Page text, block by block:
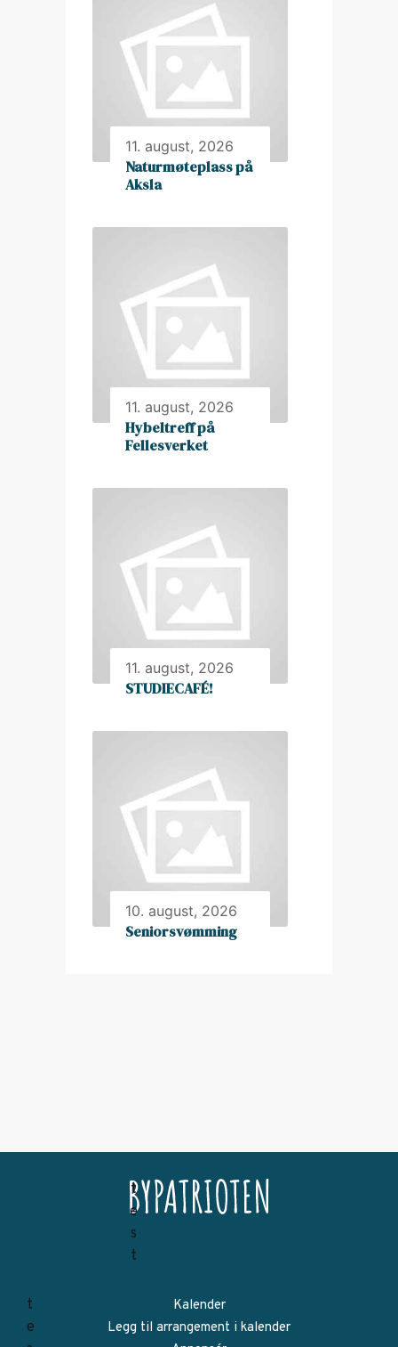
11. august, 2026
Naturmøteplass på
Aksla
11. august, 2026
Hybeltreff på
Fellesverket
11. august, 2026
STUDIECAFÉ!
10. august, 2026
Seniorsvømming
Kalender
Legg til arrangement i kalender